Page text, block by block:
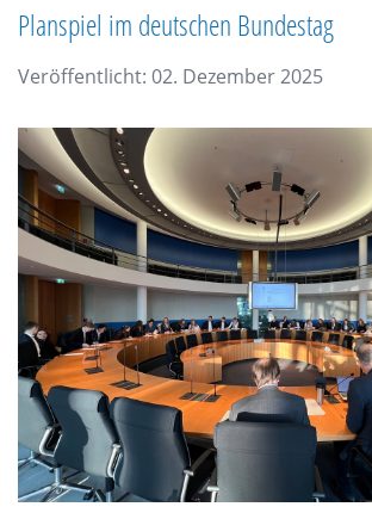
Planspiel im deutschen Bundestag
Veröffentlicht: 02. Dezember 2025